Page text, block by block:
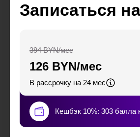
Записаться
126 BYN/мес
394 BYN/мес
В рассрочку на 24 мес
Кешбэк 10%: 303 балла